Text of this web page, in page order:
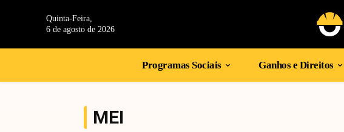
Quinta-Feira,
6 de agosto de 2026
Programas Sociais Ganhos e Direitos
MEI